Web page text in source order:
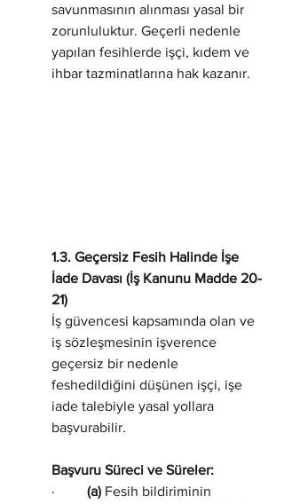
savunmasının alınması yasal bir
zorunluluktur. Geçerli nedenle
yapılan fesihlerde işçi, kıdem ve
ihbar tazminatlarına hak kazanır.
1.3. Geçersiz Fesih Halinde İşe
İade Davası (İş Kanunu Madde 20-
21)
İş güvencesi kapsamında olan ve
iş sözleşmesinin işverence
geçersiz bir nedenle
feshedildiğini düşünen işçi, işe
iade talebiyle yasal yollara
başvurabilir.
Başvuru Süreci ve Süreler:
· (a) Fesih bildiriminin